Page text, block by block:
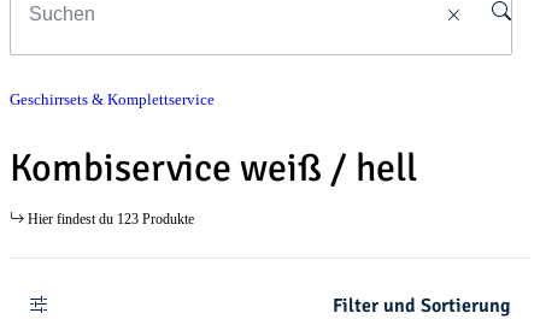
Geschirrsets & Komplettservice
Kombiservice weiß / hell
Hier findest du 123 Produkte
Filter und Sortierung